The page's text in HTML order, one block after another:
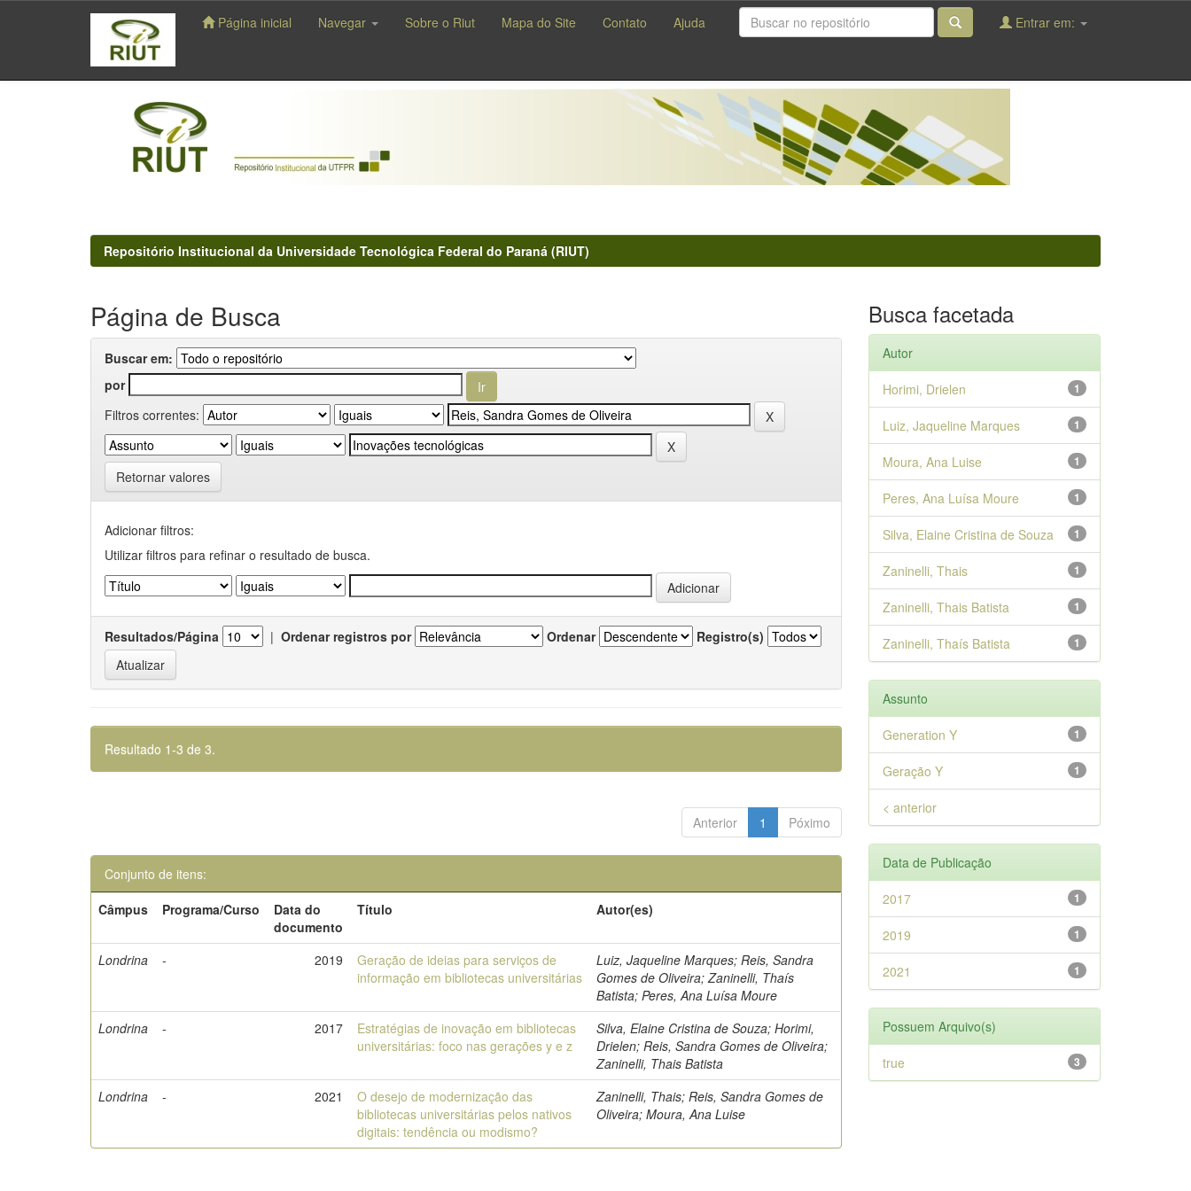
navigation
Página inicial Navegar Sobre o Riut Mapa do Site Contato Ajuda Entrar em:
Repositório Institucional da Universidade Tecnológica Federal do Paraná (RIUT)
Página de Busca
Buscar em:
por
Filtros correntes:
Retornar valores
Adicionar filtros:
Utilizar filtros para refinar o resultado de busca.
Resultados/Página | Ordenar registros por Ordenar Registro(s)
Resultado 1-3 de 3.
Anterior 1 Póximo
Conjunto de itens:
Câmpus
Programa/Curso
Data do
documento
Título Autor(es)
Londrina - 2019
Geração de ideias para serviços de
informação em bibliotecas universitárias
Luiz, Jaqueline Marques; Reis, Sandra
Gomes de Oliveira; Zaninelli, Thaís
Batista; Peres, Ana Luísa Moure
Londrina
- 2017
Estratégias de inovação em bibliotecas
universitárias: foco nas gerações y e z
Silva, Elaine Cristina de Souza; Horimi,
Drielen; Reis, Sandra Gomes de Oliveira;
Zaninelli, Thais Batista
Londrina
- 2021
O desejo de modernização das
bibliotecas universitárias pelos nativos
digitais: tendência ou modismo?
Zaninelli, Thais; Reis, Sandra Gomes de
Oliveira; Moura, Ana Luise
Busca facetada
Autor
1
Horimi, Drielen
1
Luiz, Jaqueline Marques
1
Moura, Ana Luise
1
Peres, Ana Luísa Moure
1
Silva, Elaine Cristina de Souza
1
Zaninelli, Thais
1
Zaninelli, Thais Batista
1
Zaninelli, Thaís Batista
Assunto
1
Generation Y
1
Geração Y
< anterior
Data de Publicação
1
2017
1
2019
1
2021
Possuem Arquivo(s)
3
true